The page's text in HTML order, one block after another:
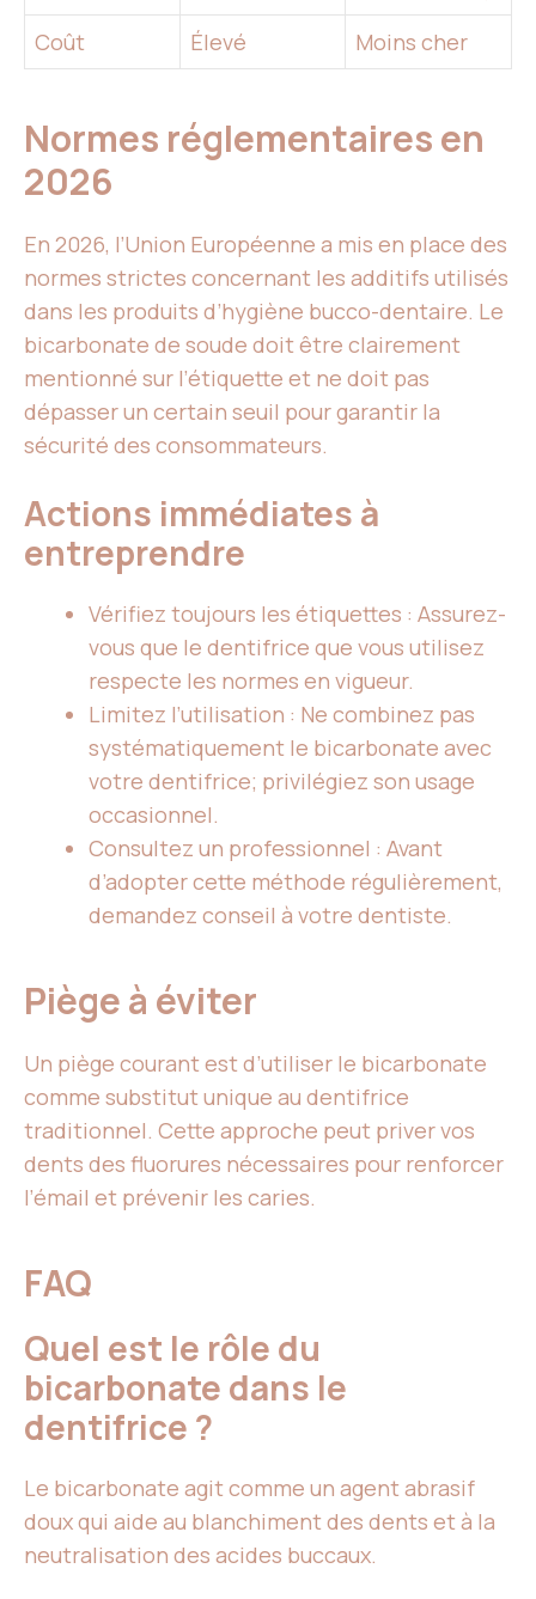
Coût
Élevé Moins cher
Normes réglementaires en
2026
En 2026, l’Union Européenne a mis en place des
normes strictes concernant les additifs utilisés
dans les produits d’hygiène bucco-dentaire. Le
bicarbonate de soude doit être clairement
mentionné sur l’étiquette et ne doit pas
dépasser un certain seuil pour garantir la
sécurité des consommateurs.
Actions immédiates à
entreprendre
Vérifiez toujours les étiquettes : Assurez-
vous que le dentifrice que vous utilisez
respecte les normes en vigueur.
Limitez l’utilisation : Ne combinez pas
systématiquement le bicarbonate avec
votre dentifrice; privilégiez son usage
occasionnel.
Consultez un professionnel : Avant
d’adopter cette méthode régulièrement,
demandez conseil à votre dentiste.
Piège à éviter
Un piège courant est d’utiliser le bicarbonate
comme substitut unique au dentifrice
traditionnel. Cette approche peut priver vos
dents des fluorures nécessaires pour renforcer
l’émail et prévenir les caries.
FAQ
Quel est le rôle du
bicarbonate dans le
dentifrice ?
Le bicarbonate agit comme un agent abrasif
doux qui aide au blanchiment des dents et à la
neutralisation des acides buccaux.